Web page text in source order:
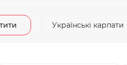
Українські карпати